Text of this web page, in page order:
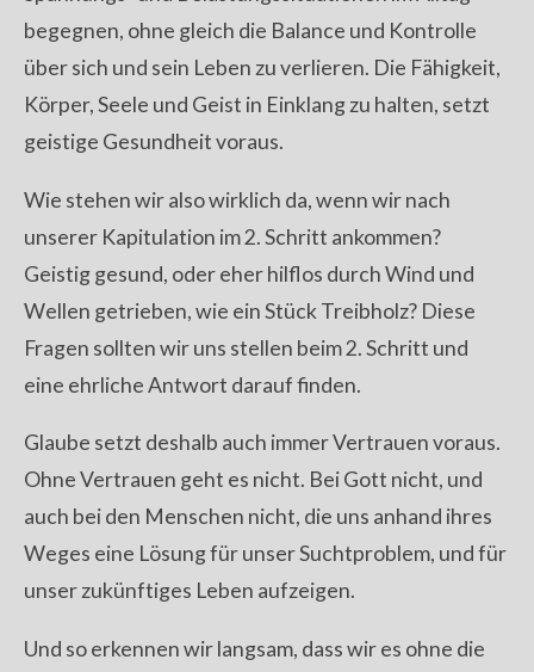
begegnen, ohne gleich die Balance und Kontrolle
über sich und sein Leben zu verlieren. Die Fähigkeit,
Körper, Seele und Geist in Einklang zu halten, setzt
geistige Gesundheit voraus.
Wie stehen wir also wirklich da, wenn wir nach
unserer Kapitulation im 2. Schritt ankommen?
Geistig gesund, oder eher hilflos durch Wind und
Wellen getrieben, wie ein Stück Treibholz? Diese
Fragen sollten wir uns stellen beim 2. Schritt und
eine ehrliche Antwort darauf finden.
Glaube setzt deshalb auch immer Vertrauen voraus.
Ohne Vertrauen geht es nicht. Bei Gott nicht, und
auch bei den Menschen nicht, die uns anhand ihres
Weges eine Lösung für unser Suchtproblem, und für
unser zukünftiges Leben aufzeigen.
Und so erkennen wir langsam, dass wir es ohne die